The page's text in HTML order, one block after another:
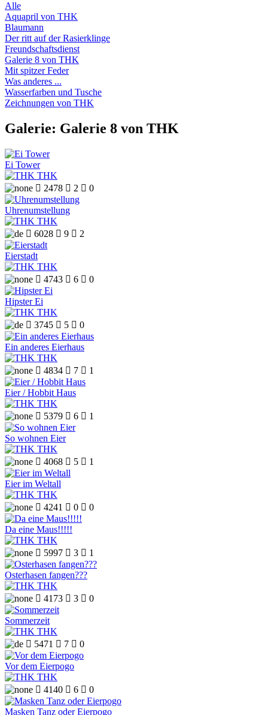
Alle
Aquapril von THK
Blaumann
Der ritt auf der Rasierklinge
Freundschaftsdienst
Galerie 8 von THK
Mit spitzer Feder
Was anderes ...
Wasserfarben und Tusche
Zeichnungen von THK
Galerie: Galerie 8 von THK
Ei Tower
THK
 2478  2  0
Uhrenumstellung
THK
 6028  9  2
Eierstadt
THK
 4743  6  0
Hipster Ei
THK
 3745  5  0
Ein anderes Eierhaus
THK
 4834  7  1
Eier / Hobbit Haus
THK
 5379  6  1
So wohnen Eier
THK
 4068  5  1
Eier im Weltall
THK
 4241  0  0
Da eine Maus!!!!!
THK
 5997  3  1
Osterhasen fangen???
THK
 4173  3  0
Sommerzeit
THK
 5471  7  0
Vor dem Eierpogo
THK
 4140  6  0
Masken Tanz oder Eierpogo